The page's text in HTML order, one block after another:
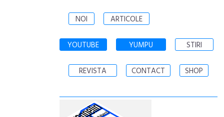
NOI ARTICOLE
YOUTUBE YUMPU STIRI
REVISTA CONTACT SHOP